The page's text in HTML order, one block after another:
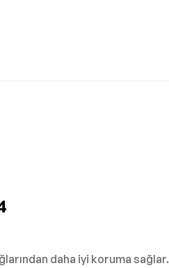
daha iyi koruma sağlar.